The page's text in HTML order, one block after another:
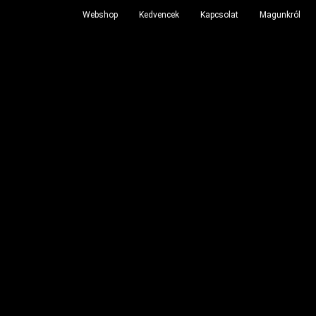
Webshop Kedvencek Kapcsolat Magunkról